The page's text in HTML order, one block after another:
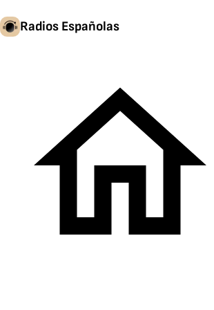
Radios Españolas